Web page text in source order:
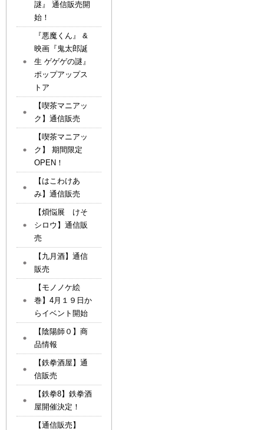
謎』 通信販売開
始！
『悪魔くん』 &
映画『鬼太郎誕
生 ゲゲゲの謎』
ポップアップス
トア
【喫茶マニアッ
ク】通信販売
【喫茶マニアッ
ク】 期間限定
OPEN！
【はこわけあ
み】通信販売
【煩悩展 けそ
シロウ】通信販
売
【九月酒】通信
販売
【モノノケ絵
巻】4月１９日か
らイベント開始
【陰陽師０】商
品情報
【鉄拳酒屋】通
信販売
【鉄拳8】鉄拳酒
屋開催決定！
【通信販売】